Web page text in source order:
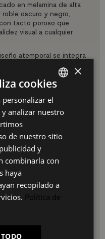
en melamina de alta
oscuro y negro,
tacto poroso que
visual a cualquier
atemporal se integra
en comedor, salón o
x Alto x Fondo)
con veteado poroso
en todas las puertas
incluidas
el orden visual
de limpiar
con múltiples estilos
SPANISH
ES
PT
×
cookies
el
analizar nuestro
de nuestro sitio
y
combinarla con
haya
recopilado a
Política de